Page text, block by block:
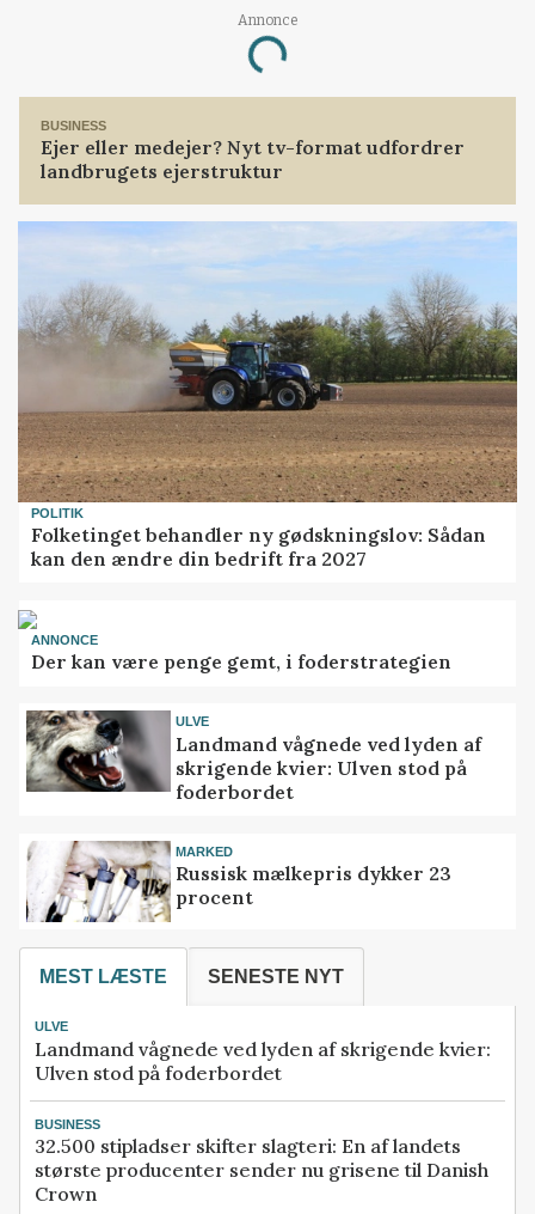
Annonce
Loading...
BUSINESS
Ejer eller medejer? Nyt tv-format udfordrer
landbrugets ejerstruktur
POLITIK
Folketinget behandler ny gødskningslov: Sådan
kan den ændre din bedrift fra 2027
ANNONCE
Der kan være penge gemt, i foderstrategien
ULVE
Landmand vågnede ved lyden af
skrigende kvier: Ulven stod på
foderbordet
MARKED
Russisk mælkepris dykker 23
procent
MEST LÆSTE SENESTE NYT
ULVE
Landmand vågnede ved lyden af skrigende kvier:
Ulven stod på foderbordet
BUSINESS
32.500 stipladser skifter slagteri: En af landets
største producenter sender nu grisene til Danish
Crown